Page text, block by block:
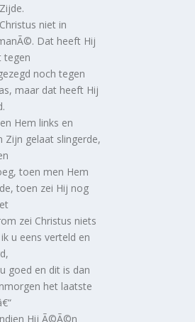
niet in
Dat heeft Hij
tegen
noch tegen
maar dat heeft Hij
Hem links en
Zijn gelaat slingerde,
toen men Hem
toen zei Hij nog
zei Christus niets
ik u eens verteld en
goed en dit is dan
het laatste
Hij Ã©Ã©n